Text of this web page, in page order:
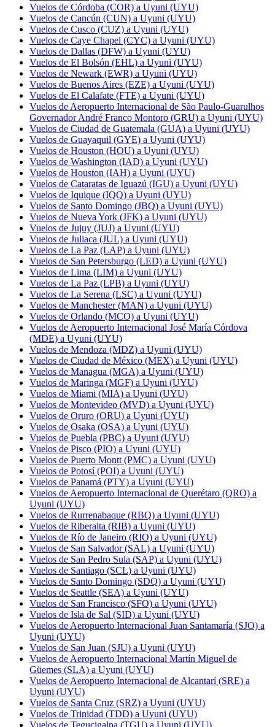
Vuelos de Córdoba (COR) a Uyuni (UYU)
Vuelos de Cancún (CUN) a Uyuni (UYU)
Vuelos de Cusco (CUZ) a Uyuni (UYU)
Vuelos de Caye Chapel (CYC) a Uyuni (UYU)
Vuelos de Dallas (DFW) a Uyuni (UYU)
Vuelos de El Bolsón (EHL) a Uyuni (UYU)
Vuelos de Newark (EWR) a Uyuni (UYU)
Vuelos de Buenos Aires (EZE) a Uyuni (UYU)
Vuelos de El Calafate (FTE) a Uyuni (UYU)
Vuelos de Aeropuerto Internacional de São Paulo-Guarulhos
Governador André Franco Montoro (GRU) a Uyuni (UYU)
Vuelos de Ciudad de Guatemala (GUA) a Uyuni (UYU)
Vuelos de Guayaquil (GYE) a Uyuni (UYU)
Vuelos de Houston (HOU) a Uyuni (UYU)
Vuelos de Washington (IAD) a Uyuni (UYU)
Vuelos de Houston (IAH) a Uyuni (UYU)
Vuelos de Cataratas de Iguazú (IGU) a Uyuni (UYU)
Vuelos de Iquique (IQQ) a Uyuni (UYU)
Vuelos de Santo Domingo (JBQ) a Uyuni (UYU)
Vuelos de Nueva York (JFK) a Uyuni (UYU)
Vuelos de Jujuy (JUJ) a Uyuni (UYU)
Vuelos de Juliaca (JUL) a Uyuni (UYU)
Vuelos de La Paz (LAP) a Uyuni (UYU)
Vuelos de San Petersburgo (LED) a Uyuni (UYU)
Vuelos de Lima (LIM) a Uyuni (UYU)
Vuelos de La Paz (LPB) a Uyuni (UYU)
Vuelos de La Serena (LSC) a Uyuni (UYU)
Vuelos de Manchester (MAN) a Uyuni (UYU)
Vuelos de Orlando (MCO) a Uyuni (UYU)
Vuelos de Aeropuerto Internacional José María Córdova
(MDE) a Uyuni (UYU)
Vuelos de Mendoza (MDZ) a Uyuni (UYU)
Vuelos de Ciudad de México (MEX) a Uyuni (UYU)
Vuelos de Managua (MGA) a Uyuni (UYU)
Vuelos de Maringa (MGF) a Uyuni (UYU)
Vuelos de Miami (MIA) a Uyuni (UYU)
Vuelos de Montevideo (MVD) a Uyuni (UYU)
Vuelos de Oruro (ORU) a Uyuni (UYU)
Vuelos de Osaka (OSA) a Uyuni (UYU)
Vuelos de Puebla (PBC) a Uyuni (UYU)
Vuelos de Pisco (PIO) a Uyuni (UYU)
Vuelos de Puerto Montt (PMC) a Uyuni (UYU)
Vuelos de Potosí (POI) a Uyuni (UYU)
Vuelos de Panamá (PTY) a Uyuni (UYU)
Vuelos de Aeropuerto Internacional de Querétaro (QRO) a
Uyuni (UYU)
Vuelos de Rurrenabaque (RBQ) a Uyuni (UYU)
Vuelos de Riberalta (RIB) a Uyuni (UYU)
Vuelos de Río de Janeiro (RIO) a Uyuni (UYU)
Vuelos de San Salvador (SAL) a Uyuni (UYU)
Vuelos de San Pedro Sula (SAP) a Uyuni (UYU)
Vuelos de Santiago (SCL) a Uyuni (UYU)
Vuelos de Santo Domingo (SDQ) a Uyuni (UYU)
Vuelos de Seattle (SEA) a Uyuni (UYU)
Vuelos de San Francisco (SFO) a Uyuni (UYU)
Vuelos de Isla de Sal (SID) a Uyuni (UYU)
Vuelos de Aeropuerto Internacional Juan Santamaría (SJO) a
Uyuni (UYU)
Vuelos de San Juan (SJU) a Uyuni (UYU)
Vuelos de Aeropuerto Internacional Martín Miguel de
Güemes (SLA) a Uyuni (UYU)
Vuelos de Aeropuerto Internacional de Alcantarí (SRE) a
Uyuni (UYU)
Vuelos de Santa Cruz (SRZ) a Uyuni (UYU)
Vuelos de Trinidad (TDD) a Uyuni (UYU)
Vuelos de Tegucigalpa (TGU) a Uyuni (UYU)